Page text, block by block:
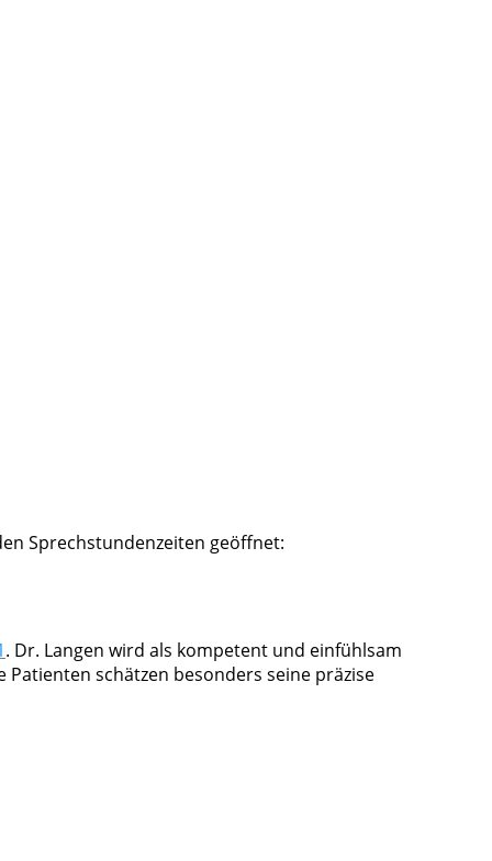
Sprechstundenzeiten geöffnet:
. Dr. Langen wird als kompetent und einfühlsam
schätzen besonders seine präzise